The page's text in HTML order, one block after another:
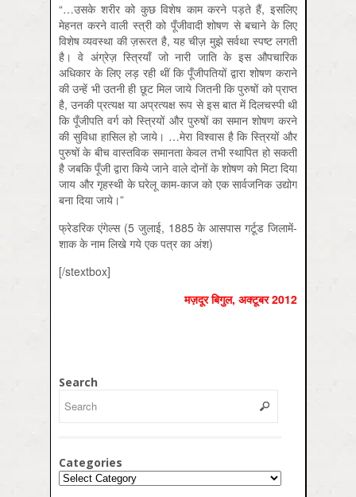
“…उसके शरीर को कुछ विशेष काम करने पड़ते हैं, इसलिए
मेहनत करने वाली स्त्री को पूँजीवादी शोषण से बचाने के लिए
विशेष व्यवस्था की ज़रूरत है, यह चीज़ मुझे सर्वथा स्पष्ट लगती
है। वे अंग्रेज़ स्त्रियाँ जो नारी जाति के इस औपचारिक
अधिकार के लिए लड़ रही थीं कि पूँजीपतियों द्वारा शोषण कराने
की उन्हें भी उतनी ही छूट मिल जाये जितनी कि पुरुषों को प्राप्त
है, उनकी प्रत्यक्ष या अप्रत्यक्ष रूप से इस बात में दिलचस्पी थी
कि पूँजीपति वर्ग को स्त्रियों और पुरुषों का समान शोषण करने
की सुविधा हासिल हो जाये। …मेरा विश्वास है कि स्त्रियों और
पुरुषों के बीच वास्तविक समानता केवल तभी स्थापित हो सकती
है जबकि पूँजी द्वारा किये जाने वाले दोनों के शोषण को मिटा दिया
जाय और गृहस्थी के घरेलू काम-काज को एक सार्वजनिक उद्योग
बना दिया जाये।”
फ्रेडरिक एंगेल्स (5 जुलाई, 1885 के आसपास गर्टूड जिलामें-
शाक के नाम लिखे गये एक पत्र का अंश)
[/stextbox]
मज़दूर बिगुल, अक्‍टूबर 2012
Search
Categories
Categories